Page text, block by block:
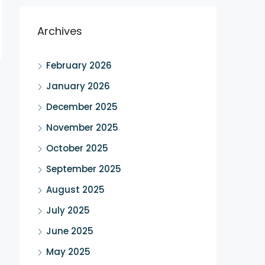
Archives
February 2026
January 2026
December 2025
November 2025
October 2025
September 2025
August 2025
July 2025
June 2025
May 2025